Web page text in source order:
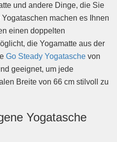
und andere Dinge, die Sie
machen es Ihnen
einen doppelten
die Yogamatte aus der
Go Steady Yogatasche von
geeignet, um jede
Breite von 66 cm stilvoll zu
Yogatasche